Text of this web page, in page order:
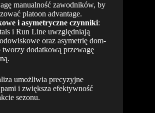
manualność zawodników, by
platoon advantage.
i asymetryczne czynniki:
i Run Line uwzględniają
oraz asymetrię dom-
dodatkową przewagę
umożliwia precyzyjne
i zwiększa efektywność
sezonu.